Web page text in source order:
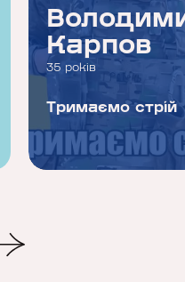
Карпов
35 років
Тримаємо стрій